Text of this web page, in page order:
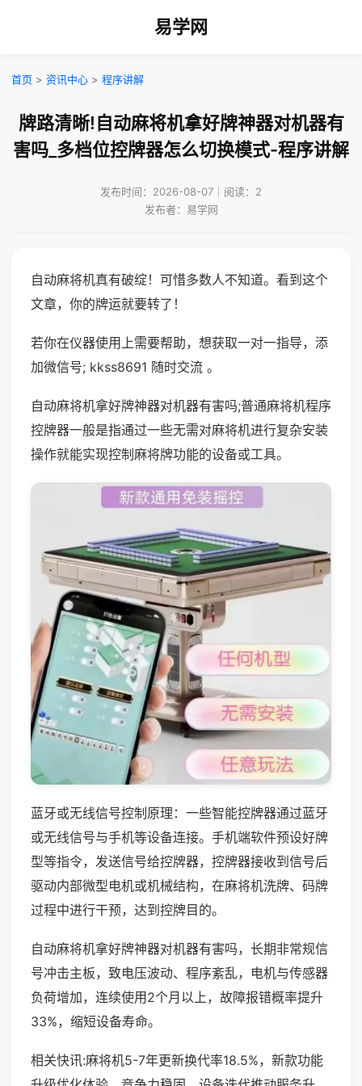
易学网
首页 > 资讯中心 > 程序讲解
牌路清晰!自动麻将机拿好牌神器对机器有
害吗_多档位控牌器怎么切换模式-程序讲解
发布时间：2026-08-07｜阅读：2
发布者：易学网
自动麻将机真有破绽！可惜多数人不知道。看到这个
文章，你的牌运就要转了！
若你在仪器使用上需要帮助，想获取一对一指导，添
加微信号; kkss8691 随时交流 。
自动麻将机拿好牌神器对机器有害吗;普通麻将机程序
控牌器一般是指通过一些无需对麻将机进行复杂安装
操作就能实现控制麻将牌功能的设备或工具。
蓝牙或无线信号控制原理：一些智能控牌器通过蓝牙
或无线信号与手机等设备连接。手机端软件预设好牌
型等指令，发送信号给控牌器，控牌器接收到信号后
驱动内部微型电机或机械结构，在麻将机洗牌、码牌
过程中进行干预，达到控牌目的。
自动麻将机拿好牌神器对机器有害吗，长期非常规信
号冲击主板，致电压波动、程序紊乱，电机与传感器
负荷增加，连续使用2个月以上，故障报错概率提升
33%，缩短设备寿命。
相关快讯:麻将机5-7年更新换代率18.5%，新款功能